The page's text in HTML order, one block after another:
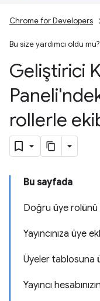
Chrome for Developers
Bu size yardımcı oldu mu?
Geliştirici
rollerle
Bu sayfada
Doğru üye rolünü
Yayıncınıza üye
Üyeler tablosuna
Yayıncı